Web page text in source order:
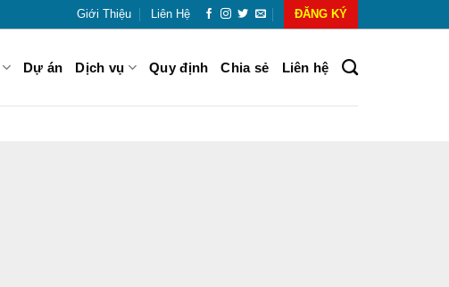
Giới Thiệu Liên Hệ ĐĂNG KÝ
Dự án Dịch vụ Quy định Chia sẻ Liên hệ